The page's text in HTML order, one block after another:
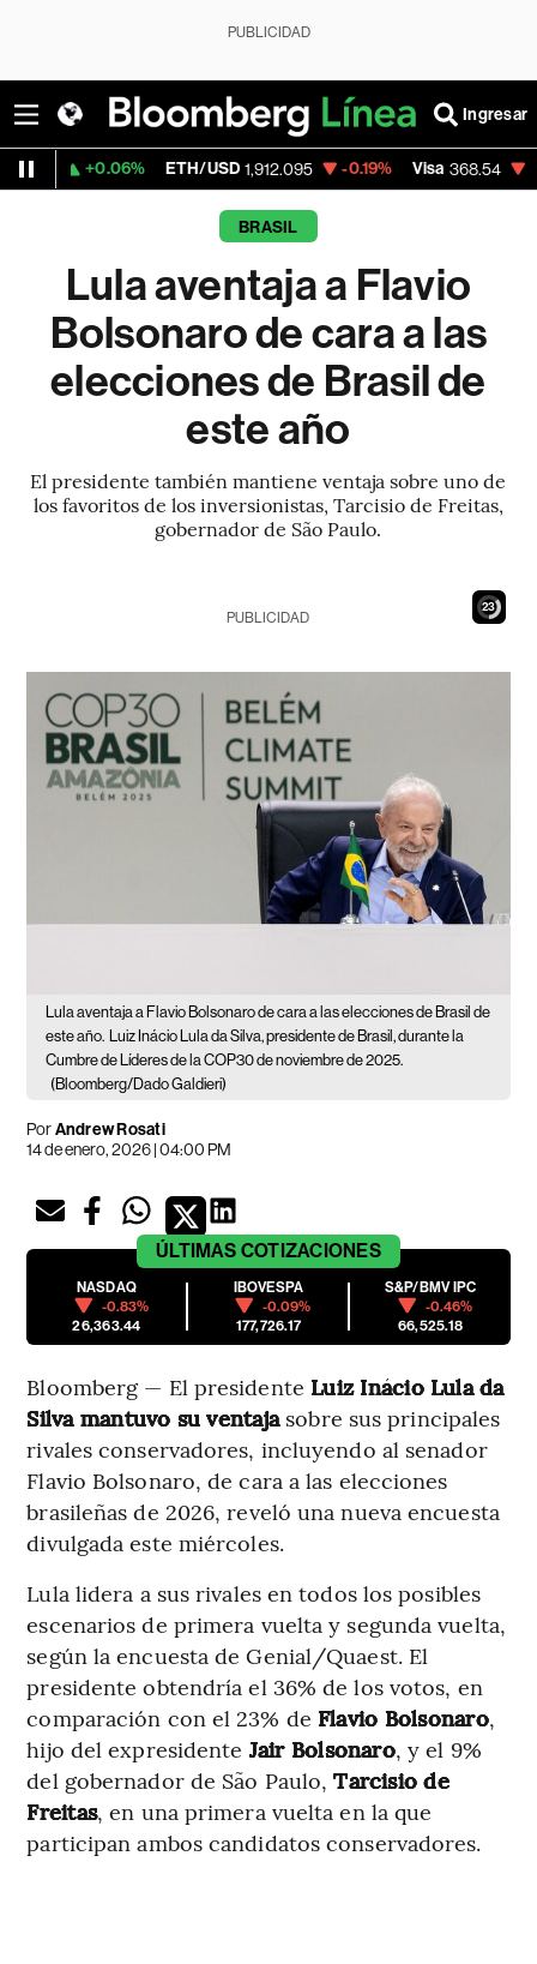
PUBLICIDAD
Ingresar
ETH/USD 1,912.095 -0.19% Visa 368.54 -0.28%
BRASIL
Lula aventaja a Flavio
Bolsonaro de cara a las
elecciones de Brasil de
este año
El presidente también mantiene ventaja sobre uno de
los favoritos de los inversionistas, Tarcisio de Freitas,
gobernador de São Paulo.
22
PUBLICIDAD
Lula aventaja a Flavio Bolsonaro de cara a las elecciones de Brasil de
este año.
Luiz Inácio Lula da Silva, presidente de Brasil, durante la
Cumbre de Líderes de la COP30 de noviembre de 2025.
(Bloomberg/Dado Galdieri)
PorAndrew Rosati
14 de enero, 2026 | 04:00 PM
ÚLTIMAS COTIZACIONES
NASDAQ
-0.83%
26,363.44
IBOVESPA
-0.09%
177,726.17
S&P/BMV IPC
-0.46%
66,525.18
Bloomberg — El presidente Luiz Inácio Lula da
Silva mantuvo su ventajasobre sus principales
rivales conservadores, incluyendo al senador
Flavio Bolsonaro, de cara a las elecciones
brasileñas de 2026, reveló una nueva encuesta
divulgada este miércoles.
Lula lidera a sus rivales en todos los posibles
escenarios de primera vuelta y segunda vuelta,
según la encuesta de Genial/Quaest. El
presidente obtendría el 36% de los votos, en
comparación con el 23% de Flavio Bolsonaro,
hijo del expresidente Jair Bolsonaro, y el 9%
del gobernador de São Paulo,Tarcisio de
Freitas, en una primera vuelta en la que
participan ambos candidatos conservadores.